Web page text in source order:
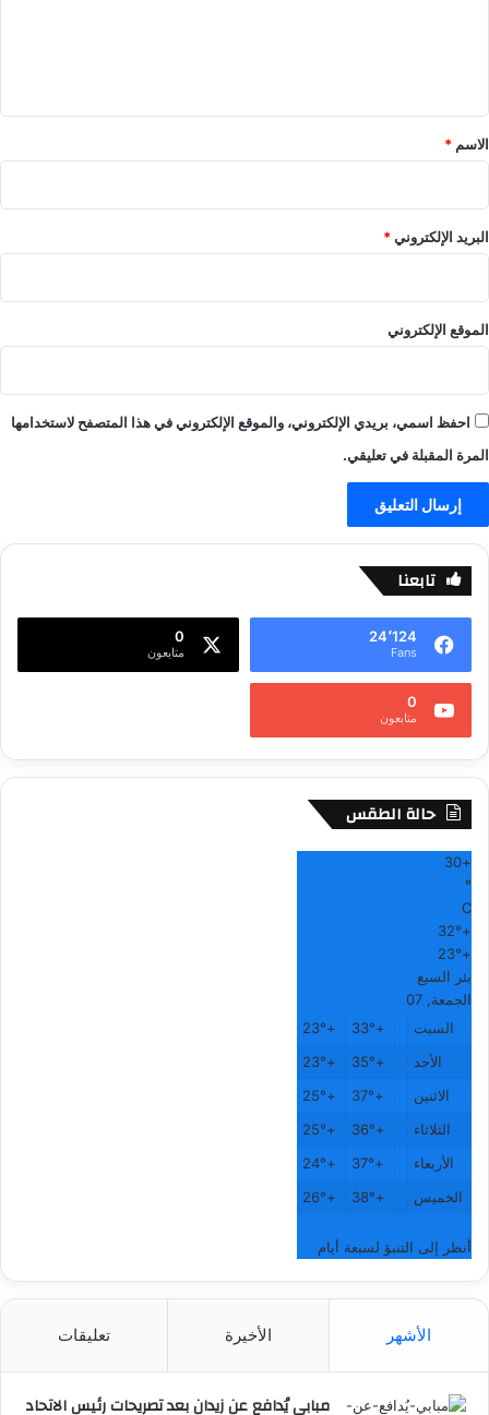
*
الاسم *
البريد الإلكتروني*
الموقع الإلكتروني
احفظ اسمي، بريدي الإلكتروني، والموقع الإلكتروني في هذا المتصفح لاستخدامها
المرة المقبلة في تعليقي.
تابعنا
24٬124
Fans
0
متابعون
0
متابعون
حالة الطقس
+
30
°
C
+
32°
+
23°
بئر السبع
الجمعة, 07
السبت
+
33°
+
23°
الأحد
+
35°
+
23°
الاثنين
+
37°
+
25°
الثلاثاء
+
36°
+
25°
الأربعاء
+
37°
+
24°
الخميس
+
38°
+
26°
أنظر إلى التنبؤ لسبعة أيام
الأشهر الأخيرة تعليقات
مبابي يُدافع عن زيدان بعد تصريحات رئيس الاتحاد